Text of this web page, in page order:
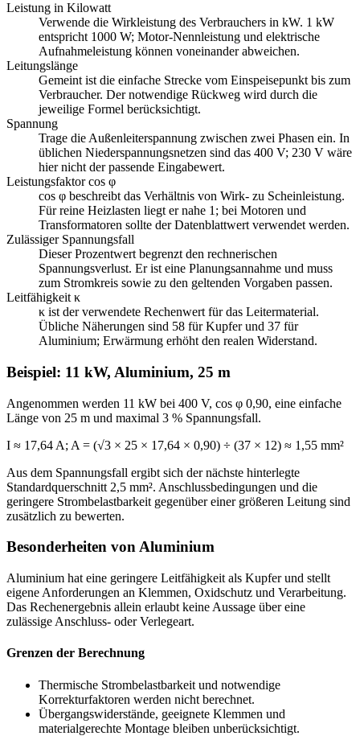
Leistung in Kilowatt
Verwende die Wirkleistung des Verbrauchers in kW. 1 kW
entspricht 1000 W; Motor-Nennleistung und elektrische
Aufnahmeleistung können voneinander abweichen.
Leitungslänge
Gemeint ist die einfache Strecke vom Einspeisepunkt bis zum
Verbraucher. Der notwendige Rückweg wird durch die
jeweilige Formel berücksichtigt.
Spannung
Trage die Außenleiterspannung zwischen zwei Phasen ein. In
üblichen Niederspannungsnetzen sind das 400 V; 230 V wäre
hier nicht der passende Eingabewert.
Leistungsfaktor cos φ
cos φ beschreibt das Verhältnis von Wirk- zu Scheinleistung.
Für reine Heizlasten liegt er nahe 1; bei Motoren und
Transformatoren sollte der Datenblattwert verwendet werden.
Zulässiger Spannungsfall
Dieser Prozentwert begrenzt den rechnerischen
Spannungsverlust. Er ist eine Planungsannahme und muss
zum Stromkreis sowie zu den geltenden Vorgaben passen.
Leitfähigkeit κ
κ ist der verwendete Rechenwert für das Leitermaterial.
Übliche Näherungen sind 58 für Kupfer und 37 für
Aluminium; Erwärmung erhöht den realen Widerstand.
Beispiel: 11 kW, Aluminium, 25 m
Angenommen werden 11 kW bei 400 V, cos φ 0,90, eine einfache
Länge von 25 m und maximal 3 % Spannungsfall.
I ≈ 17,64 A; A = (√3 × 25 × 17,64 × 0,90) ÷ (37 × 12) ≈ 1,55 mm²
Aus dem Spannungsfall ergibt sich der nächste hinterlegte
Standardquerschnitt 2,5 mm². Anschlussbedingungen und die
geringere Strombelastbarkeit gegenüber einer größeren Leitung sind
zusätzlich zu bewerten.
Besonderheiten von Aluminium
Aluminium hat eine geringere Leitfähigkeit als Kupfer und stellt
eigene Anforderungen an Klemmen, Oxidschutz und Verarbeitung.
Das Rechenergebnis allein erlaubt keine Aussage über eine
zulässige Anschluss- oder Verlegeart.
Grenzen der Berechnung
Thermische Strombelastbarkeit und notwendige
Korrekturfaktoren werden nicht berechnet.
Übergangswiderstände, geeignete Klemmen und
materialgerechte Montage bleiben unberücksichtigt.